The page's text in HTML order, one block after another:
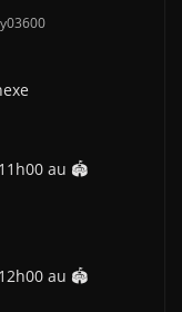
au 🏟
au 🏟